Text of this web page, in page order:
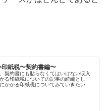
紙税〜契約書編〜
契約書にも貼らなくてはいけない収入
る印紙税についての記事の続編とし
かかる印紙税についてみていきたいと